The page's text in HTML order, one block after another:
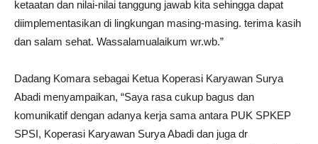
ketaatan dan nilai-nilai tanggung jawab kita sehingga dapat
diimplementasikan di lingkungan masing-masing. terima kasih
dan salam sehat. Wassalamualaikum wr.wb.”
Dadang Komara sebagai Ketua Koperasi Karyawan Surya
Abadi menyampaikan, “Saya rasa cukup bagus dan
komunikatif dengan adanya kerja sama antara PUK SPKEP
SPSI, Koperasi Karyawan Surya Abadi dan juga dr